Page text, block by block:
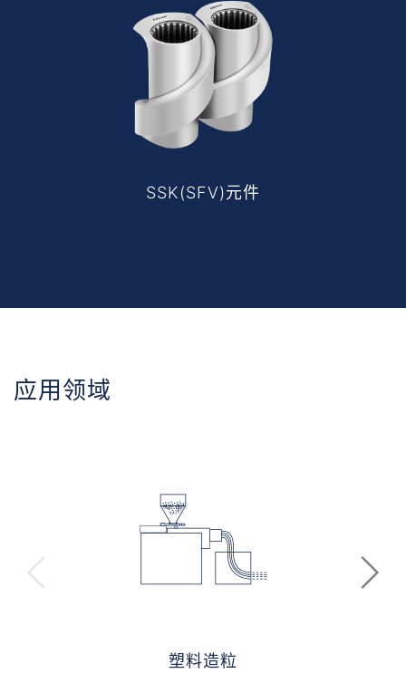
SSK(SFV)元件
应用领域
塑料造粒